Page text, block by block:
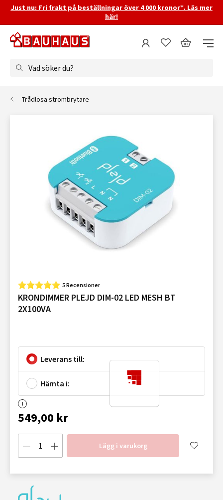
Just nu: Fri frakt på beställningar över 4 000 kronor*. Läs mer
här!
Vad söker du?
Trådlösa strömbrytare
5 Recensioner
KRONDIMMER PLEJD DIM-02 LED MESH BT
2X100VA
Leverans till:
Hämta i:
549,00 kr
Lägg i varukorg